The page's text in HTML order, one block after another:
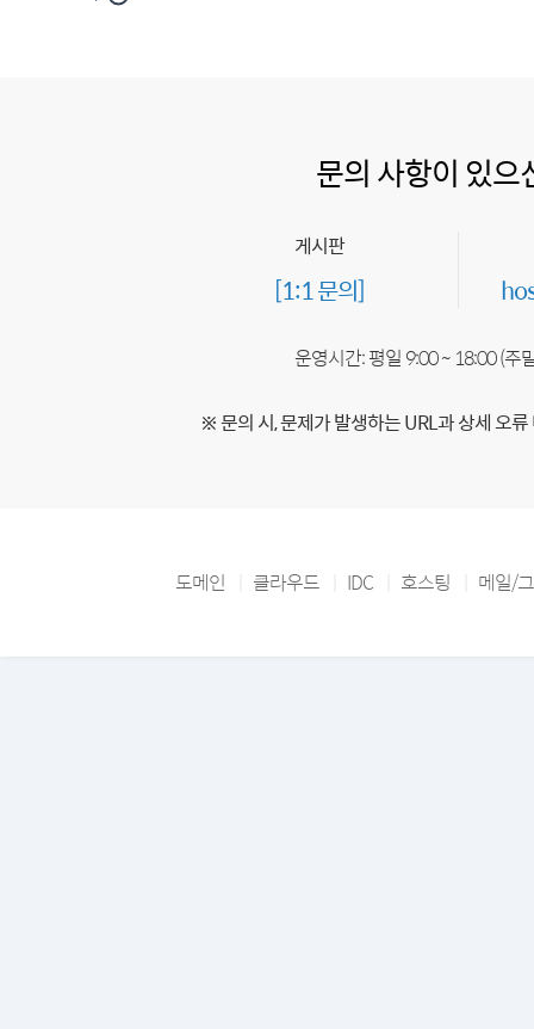
문의 사항이 있으
게시판
[1:1 문의]
운영시간: 평일 9:00 ~ 18:00 (주
※ 문의 시, 문제가 발생하는 URL과 상세 오
도메인 클라우드 IDC 호스팅 메일/